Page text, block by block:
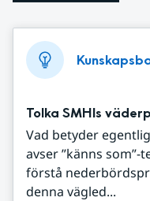
Tolka SMHIs
Vad betyder
avser ”känns
förstå
denna vägled...